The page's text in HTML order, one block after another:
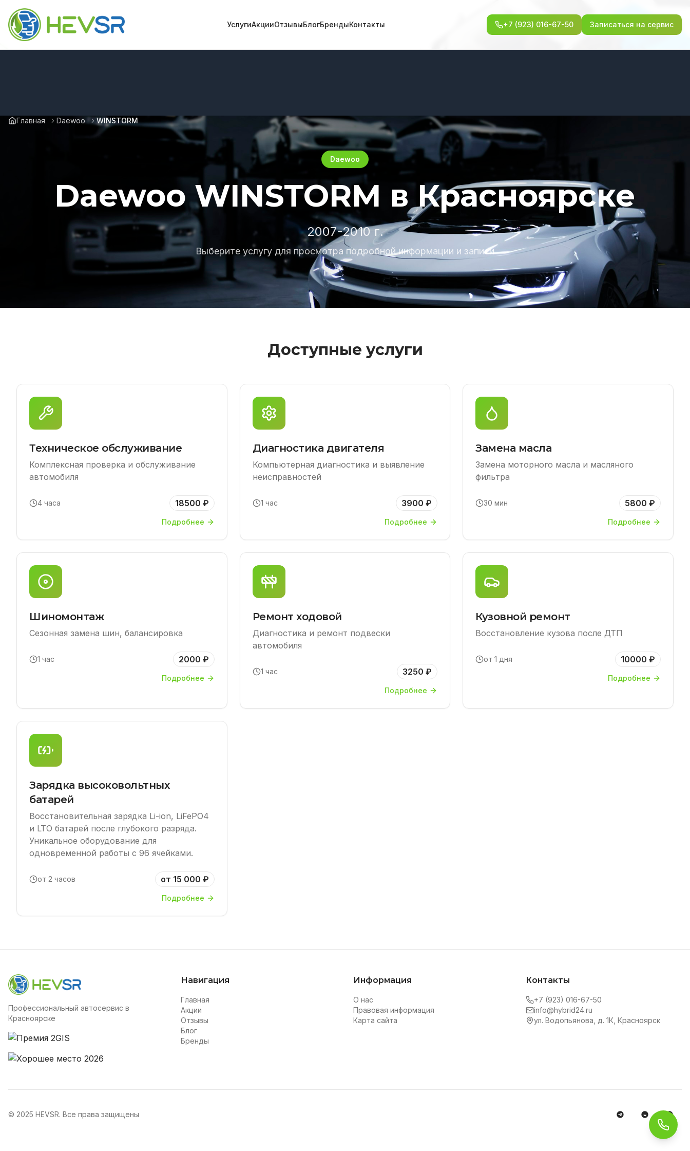
УслугиАкцииОтзывыБлогБрендыКонтакты +7 (923) 016-67-50 Записаться на сервис
Главная Daewoo WINSTORM
Daewoo
Daewoo WINSTORM в Красноярске
2007-2010 г.
Выберите услугу для просмотра подробной информации и записи
Доступные услуги
Техническое обслуживание
Комплексная проверка и обслуживание
автомобиля
4 часа 18500 ₽
Подробнее
Диагностика двигателя
Компьютерная диагностика и выявление
неисправностей
1 час 3900 ₽
Подробнее
Замена масла
Замена моторного масла и масляного
фильтра
30 мин 5800 ₽
Подробнее
Шиномонтаж
Сезонная замена шин, балансировка
1 час 2000 ₽
Подробнее
Ремонт ходовой
Диагностика и ремонт подвески
автомобиля
1 час 3250 ₽
Подробнее
Кузовной ремонт
Восстановление кузова после ДТП
от 1 дня 10000 ₽
Подробнее
Зарядка высоковольтных
батарей
Восстановительная зарядка Li-ion, LiFePO4
и LTO батарей после глубокого разряда.
Уникальное оборудование для
одновременной работы с 96 ячейками.
от 2 часов от 15 000 ₽
Подробнее
Профессиональный автосервис в
Красноярске
Навигация
Главная
Акции
Отзывы
Блог
Бренды
Информация
О нас
Правовая информация
Карта сайта
Контакты
+7 (923) 016-67-50
info@hybrid24.ru
ул. Водопьянова, д. 1К, Красноярск
© 2025 HEVSR. Все права защищены